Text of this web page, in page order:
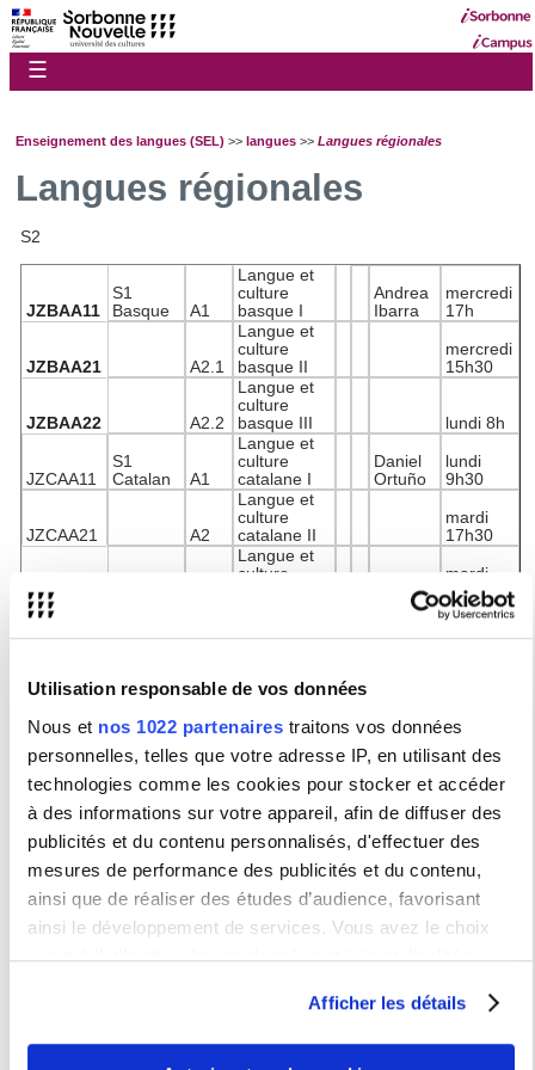
Utilisation responsable de vos données
Nous et nos 1022 partenaires traitons vos données
personnelles, telles que votre adresse IP, en utilisant des
technologies comme les cookies pour stocker et accéder
à des informations sur votre appareil, afin de diffuser des
publicités et du contenu personnalisés, d'effectuer des
mesures de performance des publicités et du contenu,
ainsi que de réaliser des études d’audience, favorisant
ainsi le développement de services. Vous avez le choix
quant à l'utilisation de vos données et à leurs finalités.
moment en consultant la Déclaration relative aux cookies
ou en cliquant sur l'icône de confidentialité.
Afficher les détails
☰
Enseignement des langues (SEL) >> langues >> Langues régionales
Langues régionales
S2
JZBAA11
S1
Basque
A1
Langue et
culture
basque I
Andrea
Ibarra
mercredi
17h
JZBAA21 A2.1
Langue et
culture
basque II
mercredi
15h30
JZBAA22 A2.2
Langue et
culture
basque III
lundi 8h
JZCAA11
S1
Catalan
A1
Langue et
culture
catalane I
Daniel
Ortuño
lundi
9h30
JZCAA21 A2
Langue et
culture
catalane II
mardi
17h30
JZCAB11
Langue et
culture
mardi
17h
culture
JZGAB11 B1
Langue et
galicienne
III
lundi 17h
Fiche descriptive Basque I S2
Fiche descriptive Basque II S2
Fiche descriptive Galicien IS2
Fiche descriptive Galicien II S2
Fiche descriptive Galicien III S2
Fiche descriptive Catalan I S2